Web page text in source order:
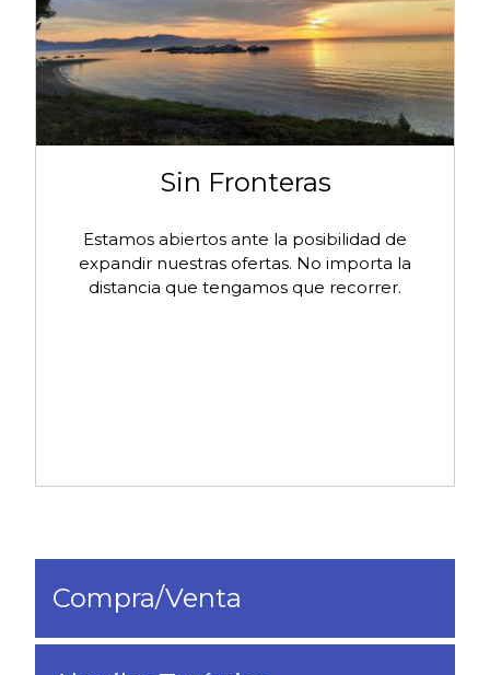
Sin Fronteras
Estamos abiertos ante la posibilidad de
expandir nuestras ofertas. No importa la
distancia que tengamos que recorrer.
Compra/Venta